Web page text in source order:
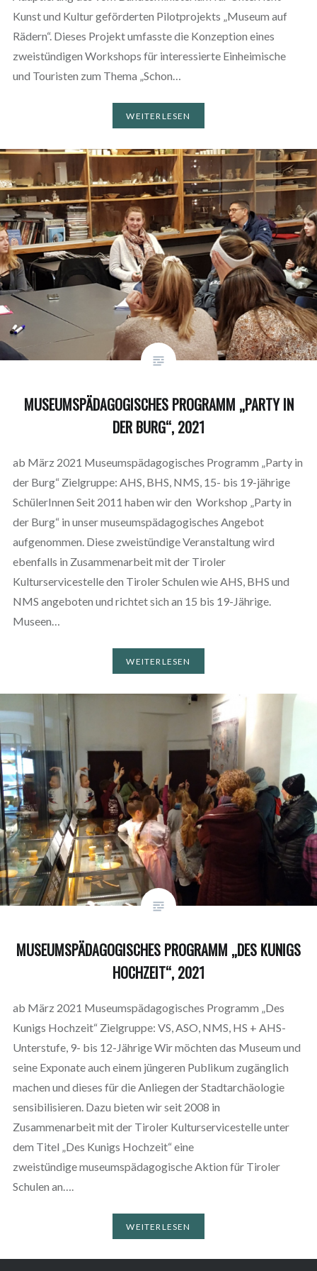
Kunst und Kultur geförderten Pilotprojekts „Museum auf
Rädern“. Dieses Projekt umfasste die Konzeption eines
zweistündigen Workshops für interessierte Einheimische
und Touristen zum Thema „Schon…
WEITERLESEN
MUSEUMSPÄDAGOGISCHES PROGRAMM „PARTY IN
DER BURG“, 2021
ab März 2021 Museumspädagogisches Programm „Party in
der Burg“ Zielgruppe: AHS, BHS, NMS, 15- bis 19-jährige
SchülerInnen Seit 2011 haben wir den Workshop „Party in
der Burg“ in unser museumspädagogisches Angebot
aufgenommen. Diese zweistündige Veranstaltung wird
ebenfalls in Zusammenarbeit mit der Tiroler
Kulturservicestelle den Tiroler Schulen wie AHS, BHS und
NMS angeboten und richtet sich an 15 bis 19-Jährige.
Museen…
WEITERLESEN
MUSEUMSPÄDAGOGISCHES PROGRAMM „DES KUNIGS
HOCHZEIT“, 2021
ab März 2021 Museumspädagogisches Programm „Des
Kunigs Hochzeit“ Zielgruppe: VS, ASO, NMS, HS + AHS-
Unterstufe, 9- bis 12-Jährige Wir möchten das Museum und
seine Exponate auch einem jüngeren Publikum zugänglich
machen und dieses für die Anliegen der Stadtarchäologie
sensibilisieren. Dazu bieten wir seit 2008 in
Zusammenarbeit mit der Tiroler Kulturservicestelle unter
dem Titel „Des Kunigs Hochzeit“ eine
zweistündige museumspädagogische Aktion für Tiroler
Schulen an….
WEITERLESEN